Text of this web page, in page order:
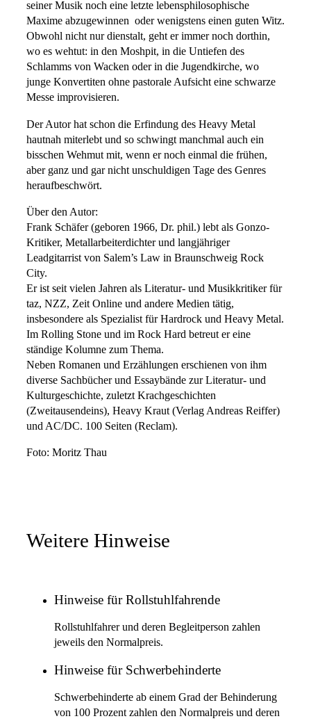
seiner Musik noch eine letzte lebensphilosophische
Maxime abzugewinnen  oder wenigstens einen guten Witz.
Obwohl nicht nur dienstalt, geht er immer noch dorthin,
wo es wehtut: in den Moshpit, in die Untiefen des
Schlamms von Wacken oder in die Jugendkirche, wo
junge Konvertiten ohne pastorale Aufsicht eine schwarze
Messe improvisieren.
Der Autor hat schon die Erfindung des Heavy Metal
hautnah miterlebt und so schwingt manchmal auch ein
bisschen Wehmut mit, wenn er noch einmal die frühen,
aber ganz und gar nicht unschuldigen Tage des Genres
heraufbeschwört.
Über den Autor:
Frank Schäfer (geboren 1966, Dr. phil.) lebt als Gonzo-
Kritiker, Metallarbeiterdichter und langjähriger
Leadgitarrist von Salem’s Law in Braunschweig Rock
City.
Er ist seit vielen Jahren als Literatur- und Musikkritiker für
taz, NZZ, Zeit Online und andere Medien tätig,
insbesondere als Spezialist für Hardrock und Heavy Metal.
Im Rolling Stone und im Rock Hard betreut er eine
ständige Kolumne zum Thema.
Neben Romanen und Erzählungen erschienen von ihm
diverse Sachbücher und Essaybände zur Literatur- und
Kulturgeschichte, zuletzt Krachgeschichten
(Zweitausendeins), Heavy Kraut (Verlag Andreas Reiffer)
und AC/DC. 100 Seiten (Reclam).
Foto: Moritz Thau
Weitere Hinweise
Hinweise für Rollstuhlfahrende
Rollstuhlfahrer und deren Begleitperson zahlen
jeweils den Normalpreis.
Hinweise für Schwerbehinderte
Schwerbehinderte ab einem Grad der Behinderung
von 100 Prozent zahlen den Normalpreis und deren